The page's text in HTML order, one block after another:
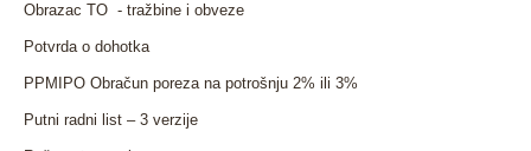
Obrazac TO - tražbine i obveze
Potvrda o dohotka
PPMIPO Obračun poreza na potrošnju 2% ili 3%
Putni radni list – 3 verzije